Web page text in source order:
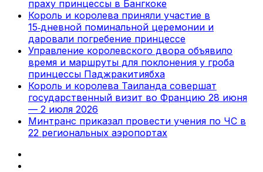
праху принцессы в Бангкоке
Король и королева приняли участие в
15‑дневной поминальной церемонии и
даровали погребение принцессе
Управление королевского двора объявило
время и маршруты для поклонения у гроба
принцессы Паджракитиябха
Король и королева Таиланда совершат
государственный визит во Францию 28 июня
— 2 июля 2026
Минтранс приказал провести учения по ЧС в
22 региональных аэропортах